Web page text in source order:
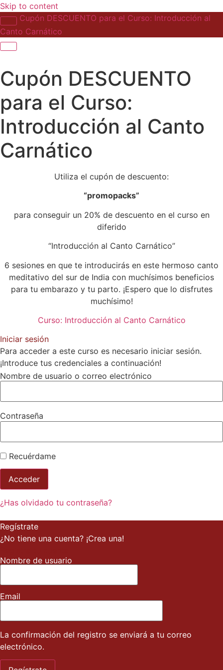
Skip to content
Cupón DESCUENTO para el Curso: Introducción al
Canto Carnático
Cupón DESCUENTO
para el Curso:
Introducción al Canto
Carnático
Utiliza el cupón de descuento:
“promopacks”
para conseguir un 20% de descuento en el curso en
diferido
“Introducción al Canto Carnático”
6 sesiones en que te introducirás en este hermoso canto
meditativo del sur de India con muchísimos beneficios
para tu embarazo y tu parto. ¡Espero que lo disfrutes
muchísimo!
Curso: Introducción al Canto Carnático
Iniciar sesión
Para acceder a este curso es necesario iniciar sesión.
¡Introduce tus credenciales a continuación!
Nombre de usuario o correo electrónico
Contraseña
Recuérdame
¿Has olvidado tu contraseña?
Regístrate
¿No tiene una cuenta? ¡Crea una!
Nombre de usuario
Email
La confirmación del registro se enviará a tu correo
electrónico.